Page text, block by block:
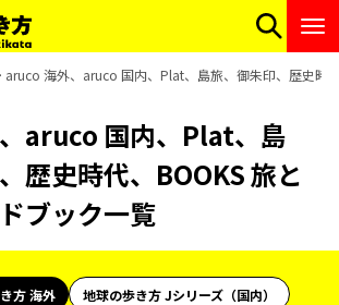
aruco 海外、aruco 国内、Plat、島旅、御朱印、歴史時
aruco 国内、Plat、島
歴史時代、BOOKS 旅と
ブック一覧
方 海外
地球の歩き方 Jシリーズ（国内）